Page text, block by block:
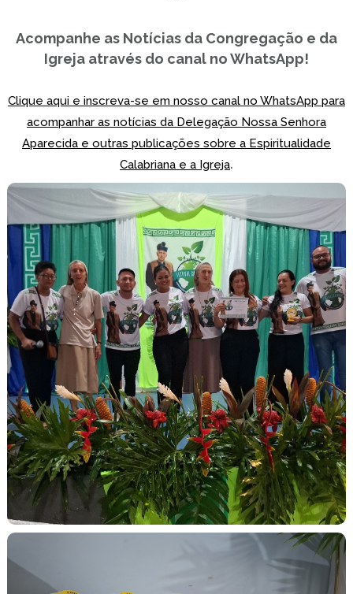
Acompanhe as Notícias da Congregação e da
Igreja através do canal no WhatsApp!
Clique aqui e inscreva-se em nosso canal no WhatsApp para
acompanhar as notícias da Delegação Nossa Senhora
Aparecida e outras publicações sobre a Espiritualidade
Calabriana e a Igreja.